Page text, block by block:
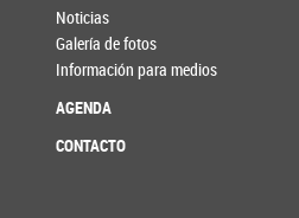
Noticias
Galería de fotos
Información para medios
AGENDA
CONTACTO